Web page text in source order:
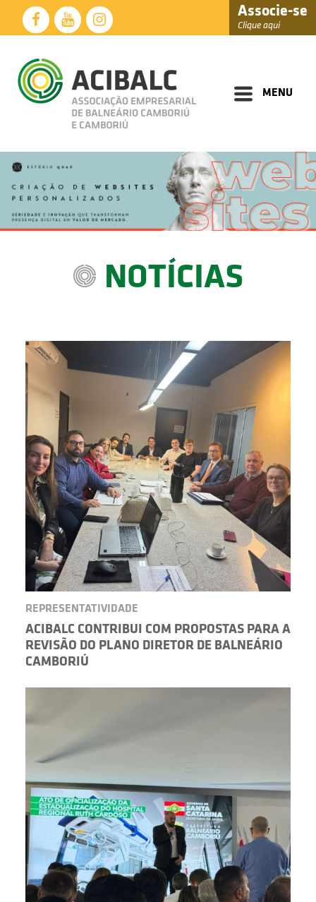
Associe-se
Clique aqui
MENU
Diretoria
Documentos
Soluções
Núcleos
NOTÍCIAS
REPRESENTATIVIDADE
ACIBALC CONTRIBUI COM PROPOSTAS PARA A
REVISÃO DO PLANO DIRETOR DE BALNEÁRIO
CAMBORIÚ